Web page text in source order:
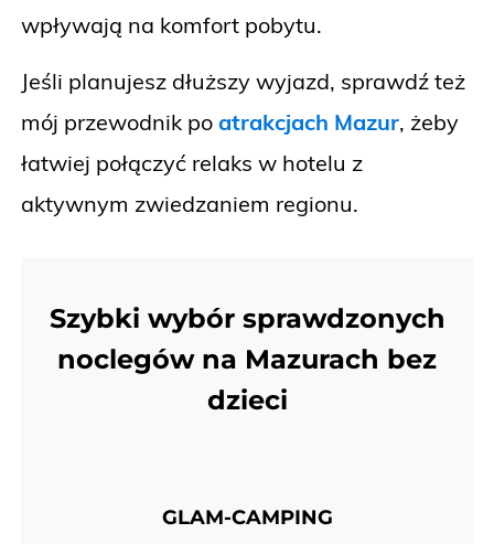
wpływają na komfort pobytu.
Jeśli planujesz dłuższy wyjazd, sprawdź też
mój przewodnik po atrakcjach Mazur, żeby
łatwiej połączyć relaks w hotelu z
aktywnym zwiedzaniem regionu.
Szybki wybór sprawdzonych
noclegów na Mazurach bez
dzieci
GLAM-CAMPING